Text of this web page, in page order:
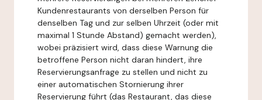
Kundenrestaurants von derselben Person für
denselben Tag und zur selben Uhrzeit (oder mit
maximal 1 Stunde Abstand) gemacht werden),
wobei präzisiert wird, dass diese Warnung die
betroffene Person nicht daran hindert, ihre
Reservierungsanfrage zu stellen und nicht zu
einer automatischen Stornierung ihrer
Reservierung führt (das Restaurant, das diese